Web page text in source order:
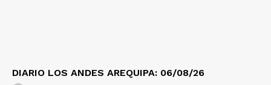
DIARIO LOS ANDES AREQUIPA: 06/08/26